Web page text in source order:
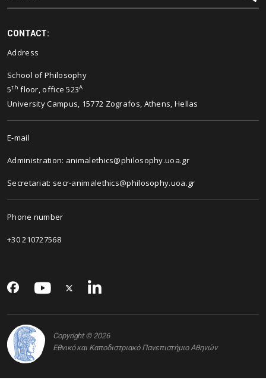
CONTACT:
Address
School of Philosophy
5th floor, office 523A
University Campus, 15772 Zografos, Athens, Hellas
E-mail
Administration: animalethics@philosophy.uoa.gr
Secretariat: secr-animalethics@philosophy.uoa.gr
Phone number
+30 210727568
Copyright © 2026
Εθνικό και Καποδιστριακό Πανεπιστήμιο Αθηνών